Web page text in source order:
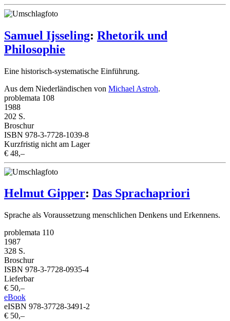
Samuel Ijsseling: Rhetorik und
Philosophie
Eine historisch-systematische Einführung.
Aus dem Niederländischen von Michael Astroh.
problemata 108
1988
202 S.
Broschur
ISBN 978-3-7728-1039-8
Kurzfristig nicht am Lager
€ 48,–
Helmut Gipper: Das Sprachapriori
Sprache als Voraussetzung menschlichen Denkens und Erkennens.
problemata 110
1987
328 S.
Broschur
ISBN 978-3-7728-0935-4
Lieferbar
€ 50,–
eBook
eISBN 978-37728-3491-2
€ 50,–